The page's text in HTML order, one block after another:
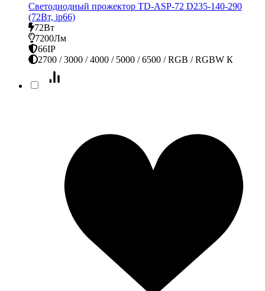
Светодиодный прожектор TD-ASP-72 D235-140-290
(72Вт, ip66)
72Вт
7200Лм
66IP
2700 / 3000 / 4000 / 5000 / 6500 / RGB / RGBW К